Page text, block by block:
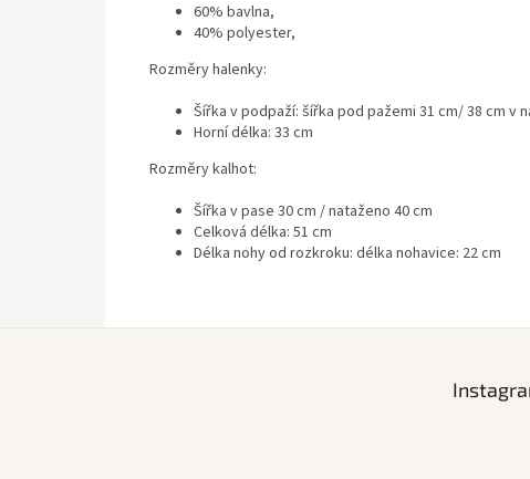
60% bavlna,
40% polyester,
Rozměry halenky:
Šířka v podpaží: šířka pod pažemi 31 cm/ 38 cm v
Horní délka: 33 cm
Rozměry kalhot:
Šířka v pase 30 cm / nataženo 40 cm
Celková délka: 51 cm
Délka nohy od rozkroku: délka nohavice: 22 cm